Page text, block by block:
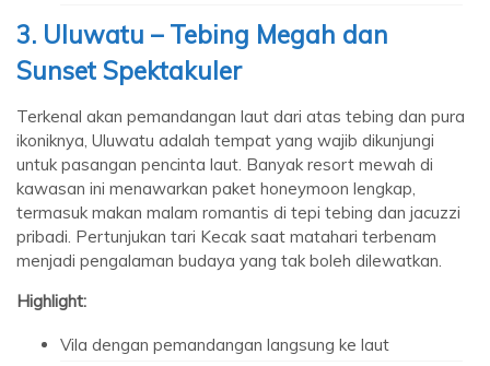
3. Uluwatu – Tebing Megah dan
Sunset Spektakuler
Terkenal akan pemandangan laut dari atas tebing dan pura
ikoniknya, Uluwatu adalah tempat yang wajib dikunjungi
untuk pasangan pencinta laut. Banyak resort mewah di
kawasan ini menawarkan paket honeymoon lengkap,
termasuk makan malam romantis di tepi tebing dan jacuzzi
pribadi. Pertunjukan tari Kecak saat matahari terbenam
menjadi pengalaman budaya yang tak boleh dilewatkan.
Highlight:
Vila dengan pemandangan langsung ke laut